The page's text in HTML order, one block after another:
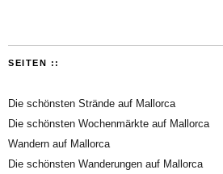
SEITEN ::
Die schönsten Strände auf Mallorca
Die schönsten Wochenmärkte auf Mallorca
Wandern auf Mallorca
Die schönsten Wanderungen auf Mallorca